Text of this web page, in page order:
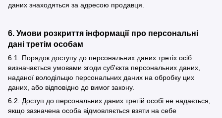
даних знаходяться за адресою продавця.
6. Умови розкриття інформації про персональні
дані третім особам
6.1. Порядок доступу до персональних даних третіх осіб
визначається умовами згоди суб'єкта персональних даних,
наданої володільцю персональних даних на обробку цих
даних, або відповідно до вимог закону.
6.2. Доступ до персональних даних третій особі не надається,
якщо зазначена особа відмовляється взяти на себе